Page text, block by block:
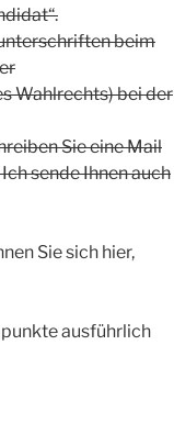
beim
Wahlrechts) bei der
Sie eine Mail
sende Ihnen auch
Sie sich hier,
ausführlich